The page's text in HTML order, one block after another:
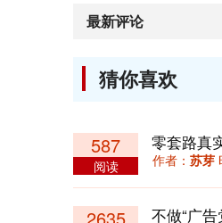
最新评论
猜你喜欢
587
阅读
零套路真
作者： 苏芽
不做“广